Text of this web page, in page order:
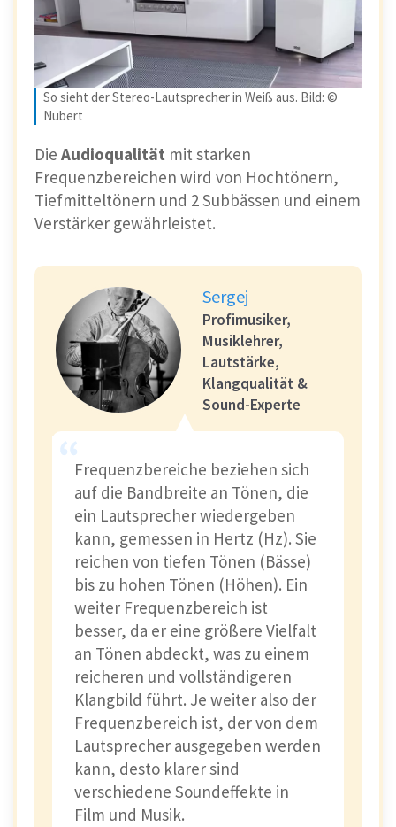
So sieht der Stereo-Lautsprecher in Weiß aus. Bild: ©
Nubert
Die Audioqualität mit starken
Frequenzbereichen wird von Hochtönern,
Tiefmitteltönern und 2 Subbässen und einem
Verstärker gewährleistet.
Frequenzbereiche beziehen sich
auf die Bandbreite an Tönen, die
ein Lautsprecher wiedergeben
kann, gemessen in Hertz (Hz). Sie
reichen von tiefen Tönen (Bässe)
bis zu hohen Tönen (Höhen). Ein
weiter Frequenzbereich ist
besser, da er eine größere Vielfalt
an Tönen abdeckt, was zu einem
reicheren und vollständigeren
Klangbild führt. Je weiter also der
Frequenzbereich ist, der von dem
Lautsprecher ausgegeben werden
kann, desto klarer sind
verschiedene Soundeffekte in
Film und Musik.
Sergej
Profimusiker,
Musiklehrer,
Lautstärke,
Klangqualität &
Sound-Experte